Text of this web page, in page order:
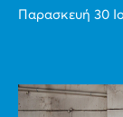
Παρασκευή 30